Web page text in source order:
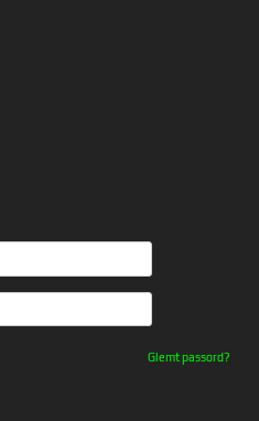
Glemt passord?